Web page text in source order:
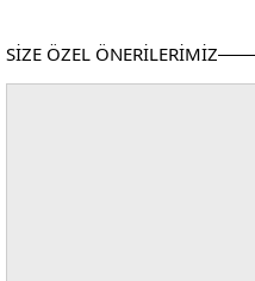
SİZE ÖZEL ÖNERİLERİMİZ